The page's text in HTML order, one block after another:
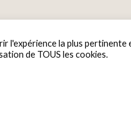
l'expérience la plus
de TOUS les cookies.